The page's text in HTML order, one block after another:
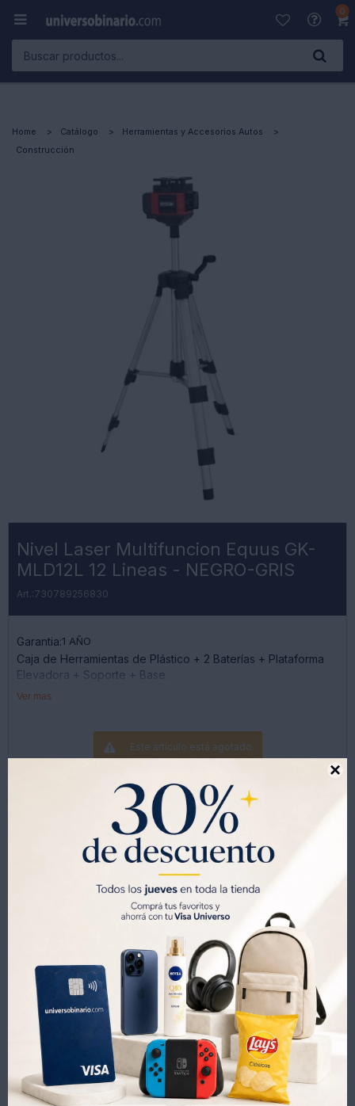

0

Home Catálogo
Herramientas y Accesorios Autos
Construcción
Nivel Laser Multifuncion Equus GK-
MLD12L 12 Lineas - NEGRO-GRIS
730789256830
Garantia:1 AÑO
Caja de Herramientas de Plástico + 2 Baterías + Plataforma
Elevadora + Soporte + Base.
¡Con Laser Verde para Exterior!
Ver mas
Este artículo está agotado.
Productos que te pueden interesar
ESCALERA ALUMINIO 3 ESCALONES 121245101
1.276
893
UYU 1.353 UYU 1.519
UYU 947